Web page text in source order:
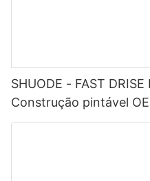
SHUODE - FAST
Construção pintável
acrílico de acrílico